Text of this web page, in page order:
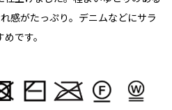
感がたっぷり。デニムなどにサラ
です。